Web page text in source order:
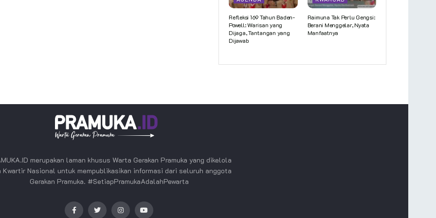
Refleksi 169 Tahun Baden-
Powell: Warisan yang
Dijaga, Tantangan yang
Dijawab
Raimuna Tak Perlu Gengsi:
Berani Menggelar, Nyata
Manfaatnya
merupakan laman khusus Warta Gerakan Pramuka yang dikelola
Kwartir Nasional untuk mempublikasikan informasi dari seluruh anggota
Gerakan Pramuka. #SetiapPramukaAdalahPewarta